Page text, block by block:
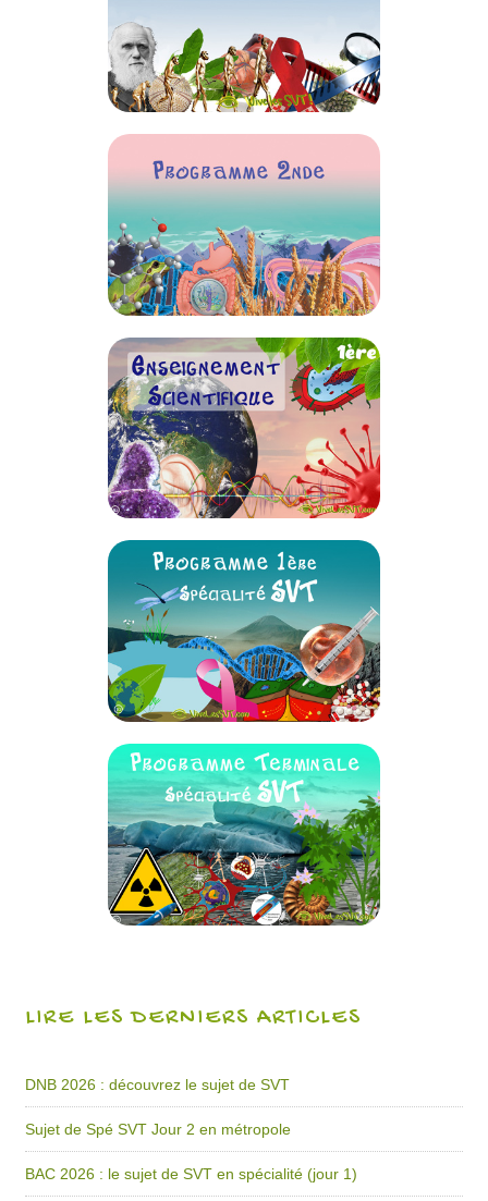
LIRE LES DERNIERS ARTICLES
DNB 2026 : découvrez le sujet de SVT
Sujet de Spé SVT Jour 2 en métropole
BAC 2026 : le sujet de SVT en spécialité (jour 1)